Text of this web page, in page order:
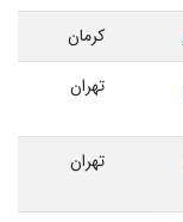
کرمان
تهران
تهران